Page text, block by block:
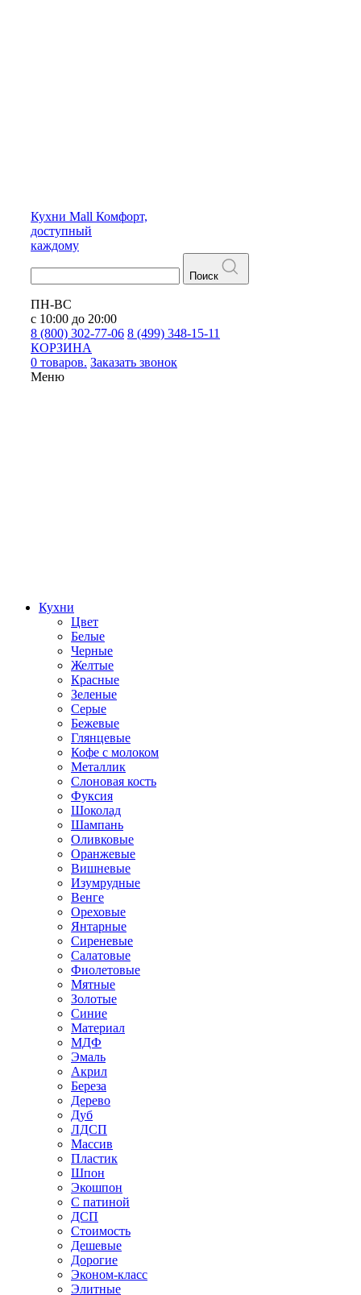
Кухни Mall Комфорт,
доступный
каждому
Поиск
ПН-ВС
с 10:00 до 20:00
8 (800) 302-77-06 8 (499) 348-15-11
КОРЗИНА
0 товаров. Заказать звонок
Меню
Кухни
Цвет
Белые
Черные
Желтые
Красные
Зеленые
Серые
Бежевые
Глянцевые
Кофе с молоком
Металлик
Слоновая кость
Фуксия
Шоколад
Шампань
Оливковые
Оранжевые
Вишневые
Изумрудные
Венге
Ореховые
Янтарные
Сиреневые
Салатовые
Фиолетовые
Мятные
Золотые
Синие
Материал
МДФ
Эмаль
Акрил
Береза
Дерево
Дуб
ЛДСП
Массив
Пластик
Шпон
Экошпон
С патиной
ДСП
Стоимость
Дешевые
Дорогие
Эконом-класс
Элитные